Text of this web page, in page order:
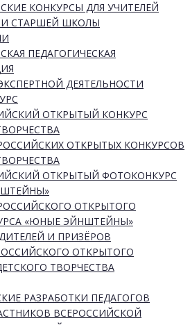
КОНКУРСЫ ДЛЯ УЧИТЕЛЕЙ
СТАРШЕЙ ШКОЛЫ
ПЕДАГОГИЧЕСКАЯ
ДЕЯТЕЛЬНОСТИ
ОТКРЫТЫЙ КОНКУРС
ОТКРЫТЫХ КОНКУРСОВ
ОТКРЫТЫЙ ФОТОКОНКУРС
ОТКРЫТОГО
«ЮНЫЕ ЭЙНШТЕЙНЫ»
И ПРИЗЁРОВ
ОТКРЫТОГО
ТВОРЧЕСТВА
РАЗРАБОТКИ ПЕДАГОГОВ
ВСЕРОССИЙСКОЙ